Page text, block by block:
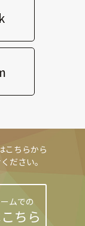
こちらから
ださい。
ムでの
ちら